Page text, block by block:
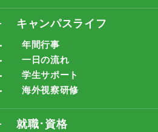
キャンパスライフ
年間行事
一日の流れ
学生サポート
海外視察研修
就職･資格